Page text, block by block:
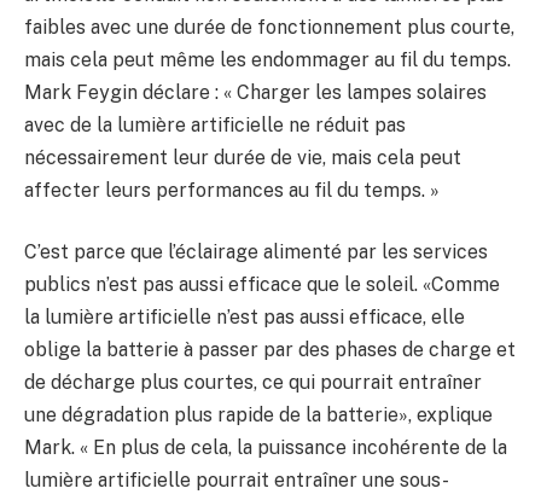
faibles avec une durée de fonctionnement plus courte,
mais cela peut même les endommager au fil du temps.
Mark Feygin déclare : « Charger les lampes solaires
avec de la lumière artificielle ne réduit pas
nécessairement leur durée de vie, mais cela peut
affecter leurs performances au fil du temps. »
C’est parce que l’éclairage alimenté par les services
publics n’est pas aussi efficace que le soleil. «Comme
la lumière artificielle n’est pas aussi efficace, elle
oblige la batterie à passer par des phases de charge et
de décharge plus courtes, ce qui pourrait entraîner
une dégradation plus rapide de la batterie», explique
Mark. « En plus de cela, la puissance incohérente de la
lumière artificielle pourrait entraîner une sous-